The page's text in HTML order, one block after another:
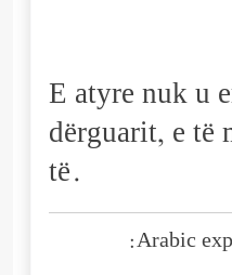
E atyre nuk u
dërguarit, e të
të.
Arabic